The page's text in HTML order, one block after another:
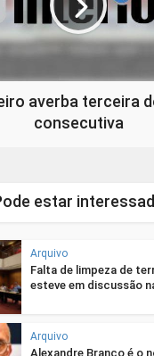
averba terceira
consecutiva
estar
Arquivo
Falta de limpeza de
esteve em discussão
Arquivo
Alexandre Branco é o